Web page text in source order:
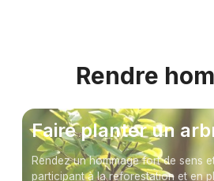
Rendre
Faire planter un
Rendez un hommage fort de sens
participant à la reforestation et en